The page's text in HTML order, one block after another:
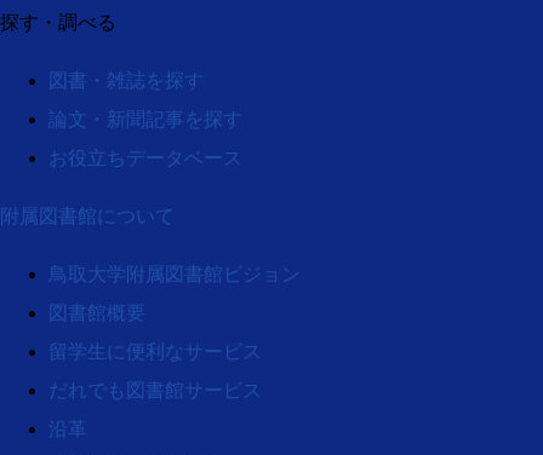
探す・調べる
図書・雑誌を探す
論文・新聞記事を探す
お役立ちデータベース
附属図書館について
鳥取大学附属図書館ビジョン
図書館概要
留学生に便利なサービス
だれでも図書館サービス
沿革